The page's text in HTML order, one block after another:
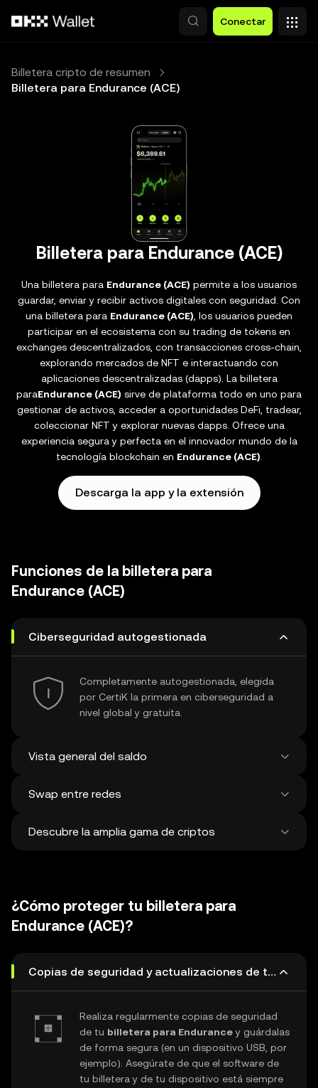
Conectar
Billetera cripto de resumen
Billetera para Endurance (ACE)
Billetera para Endurance (ACE)
Una billetera para Endurance (ACE) permite a los usuarios
guardar, enviar y recibir activos digitales con seguridad. Con
una billetera para Endurance (ACE) , los usuarios pueden
participar en el ecosistema con su trading de tokens en
exchanges descentralizados, con transacciones cross-chain,
explorando mercados de NFT e interactuando con
aplicaciones descentralizadas (dapps). La billetera
paraEndurance (ACE) sirve de plataforma todo en uno para
gestionar de activos, acceder a oportunidades DeFi, tradear,
coleccionar NFT y explorar nuevas dapps. Ofrece una
experiencia segura y perfecta en el innovador mundo de la
tecnología blockchain en Endurance (ACE)
Descarga la app y la extensión
Funciones de la billetera para
Endurance (ACE)
Ciberseguridad autogestionada
Completamente autogestionada, elegida
por CertiK la primera en ciberseguridad a
nivel global y gratuita.
Vista general del saldo
Swap entre redes
Swapea y bridgea entre cualquier cripto,
descentralizados y de 38 mercados.
Descubre la amplia gama de criptos
añaden unas 120,000 criptos nuevas en
promedio cada semana.
¿Cómo proteger tu billetera para
Endurance (ACE)?
Copias de seguridad y actualizaciones de tu
Realiza regularmente copias de seguridad
de tu billetera para Endurancey guárdalas
de forma segura (en un dispositivo USB, por
ejemplo). Asegúrate de que el software de
tu billetera y de tu dispositivo está siempre